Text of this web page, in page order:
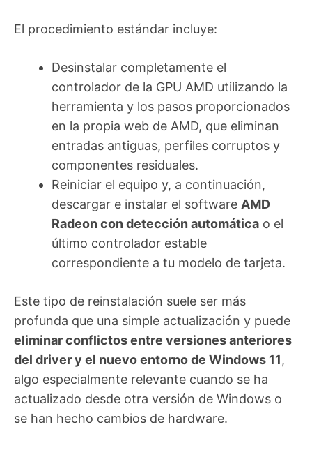
El procedimiento estándar incluye:
Desinstalar completamente el
controlador de la GPU AMD utilizando la
herramienta y los pasos proporcionados
en la propia web de AMD, que eliminan
entradas antiguas, perfiles corruptos y
componentes residuales.
Reiniciar el equipo y, a continuación,
descargar e instalar el software AMD
Radeon con detección automática o el
último controlador estable
correspondiente a tu modelo de tarjeta.
Este tipo de reinstalación suele ser más
profunda que una simple actualización y puede
eliminar conflictos entre versiones anteriores
del driver y el nuevo entorno de Windows 11,
algo especialmente relevante cuando se ha
actualizado desde otra versión de Windows o
se han hecho cambios de hardware.